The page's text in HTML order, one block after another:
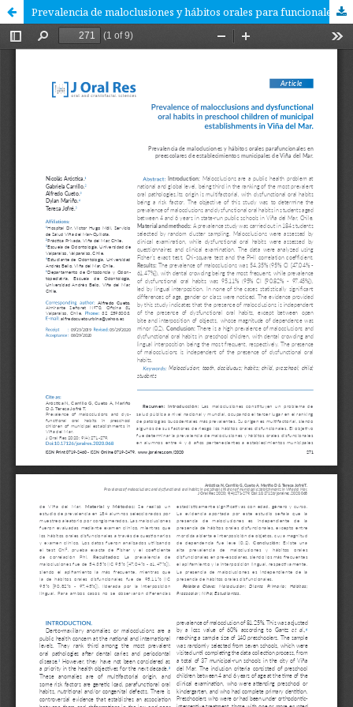
Prevalencia de maloclusiones y hábitos orales para funcionales en preescolares de establecimientos municipales de Viña del Mar.